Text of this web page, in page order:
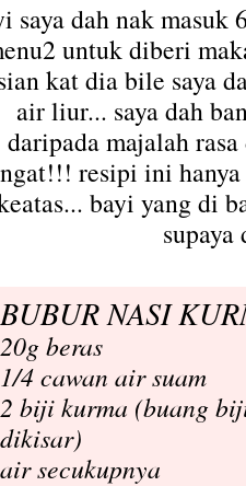
saya dah nak masuk
untuk diberi
kat dia bile saya
air liur... saya dah
daripada majalah
resipi ini hanya
bayi yang di
BUBUR NASI
20g beras
1/4 cawan air suam
2 biji kurma (buang
dikisar)
air secukupnya